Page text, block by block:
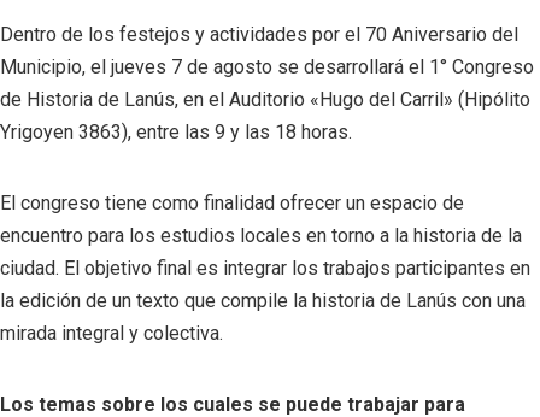
Dentro de los festejos y actividades por el 70 Aniversario del
Municipio, el jueves 7 de agosto se desarrollará el 1° Congreso
de Historia de Lanús, en el Auditorio «Hugo del Carril» (Hipólito
Yrigoyen 3863), entre las 9 y las 18 horas.
El congreso tiene como finalidad ofrecer un espacio de
encuentro para los estudios locales en torno a la historia de la
ciudad. El objetivo final es integrar los trabajos participantes en
la edición de un texto que compile la historia de Lanús con una
mirada integral y colectiva.
Los temas sobre los cuales se puede trabajar para